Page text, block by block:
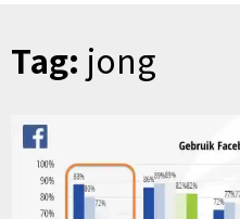
Tag: jong